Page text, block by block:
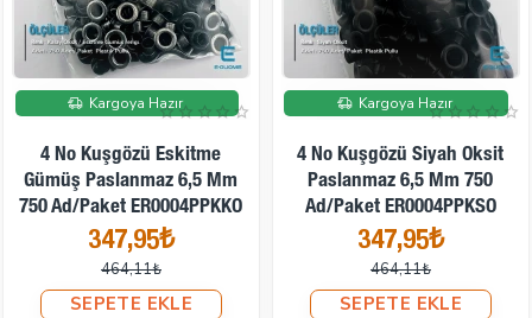
İndirimde
Kargoya Hazır
4 No Kuşgözü Eskitme
Gümüş Paslanmaz 6,5 Mm
750 Ad/Paket ER0004PPKKO
347,95₺
464,11₺
SEPETE EKLE
İndirimde
Kargoya Hazır
4 No Kuşgözü Siyah Oksit
Paslanmaz 6,5 Mm 750
Ad/Paket ER0004PPKSO
347,95₺
464,11₺
SEPETE EKLE